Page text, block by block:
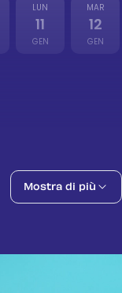
LUN
11
GEN
MAR
12
GEN
Mostra di più